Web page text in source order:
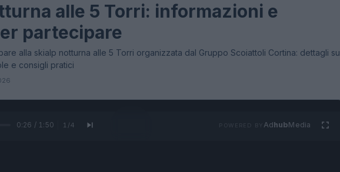
alle 5 Torri: informazioni e
partecipare
alla skialp notturna alle 5 Torri organizzata dal Gruppo Scoiattoli Cortina: dettagli su
e consigli pratici
0:28 / 1:50 1 /4 AdhubMedia